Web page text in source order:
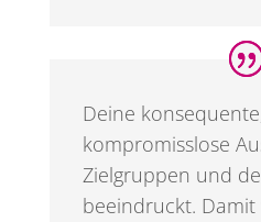
Deine
kompromisslose
Zielgruppen und
beeindruckt.